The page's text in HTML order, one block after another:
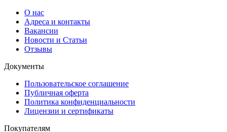
О нас
Адреса и контакты
Вакансии
Новости и Статьи
Отзывы
Документы
Пользовательское соглашение
Публичная оферта
Политика конфиденциальности
Лицензии и сертификаты
Покупателям